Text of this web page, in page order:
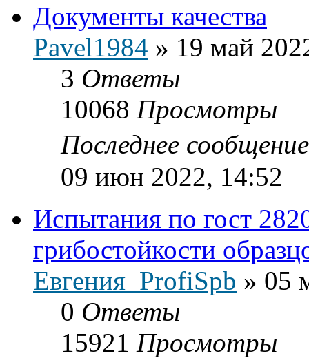
Документы качества
Pavel1984 » 19 май
3 Ответы
10068 Просмотры
Последнее
09 июн 2022, 14:52
Испытания по гост
грибостойкости
Евгения_ProfiSpb » 05
0 Ответы
15921 Просмотры